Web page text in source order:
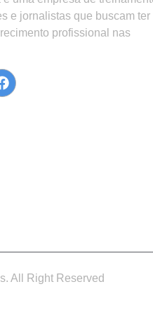
e jornalistas que buscam ter
profissional nas
All Right Reserved